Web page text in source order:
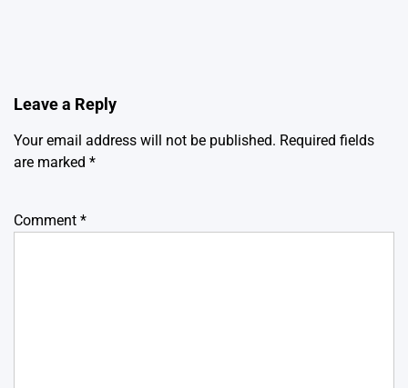
Leave a Reply
Your email address will not be published. Required fields
are marked *
Comment *